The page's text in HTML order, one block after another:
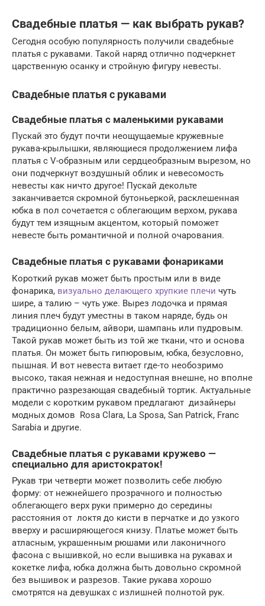
Свадебные платья — как выбрать рукав?
Сегодня особую популярность получили свадебные
платья с рукавами. Такой наряд отлично подчеркнет
царственную осанку и стройную фигуру невесты.
Свадебные платья с рукавами
Свадебные платья с маленькими рукавами
Пускай это будут почти неощущаемые кружевные
рукава-крылышки, являющиеся продолжением лифа
платья с V-образным или сердцеобразным вырезом, но
они подчеркнут воздушный облик и невесомость
невесты как ничто другое! Пускай декольте
заканчивается скромной бутоньеркой, расклешенная
юбка в пол сочетается с облегающим верхом, рукава
будут тем изящным акцентом, который поможет
невесте быть романтичной и полной очарования.
Свадебные платья с рукавами фонариками
Короткий рукав может быть простым или в виде
фонарика, визуально делающего хрупкие плечи чуть
шире, а талию – чуть уже. Вырез лодочка и прямая
линия плеч будут уместны в таком наряде, будь он
традиционно белым, айвори, шампань или пудровым.
Такой рукав может быть из той же ткани, что и основа
платья. Он может быть гипюровым, юбка, безусловно,
пышная. И вот невеста витает где-то необозримо
высоко, такая нежная и недоступная внешне, но вполне
практично разрезающая свадебный тортик. Актуальные
модели с коротким рукавом предлагают дизайнеры
модных домов Rosa Clara, La Sposa, San Patrick, Franc
Sarabia и другие.
Свадебные платья с рукавами кружево —
специально для аристократок!
Рукав три четверти может позволить себе любую
форму: от нежнейшего прозрачного и полностью
облегающего верх руки примерно до середины
расстояния от локтя до кисти в перчатке и до узкого
вверху и расширяющегося книзу. Платье может быть
атласным, украшенным рюшами или лаконичного
фасона с вышивкой, но если вышивка на рукавах и
кокетке лифа, юбка должна быть довольно скромной
без вышивок и разрезов. Такие рукава хорошо
смотрятся на девушках с излишней полнотой рук.